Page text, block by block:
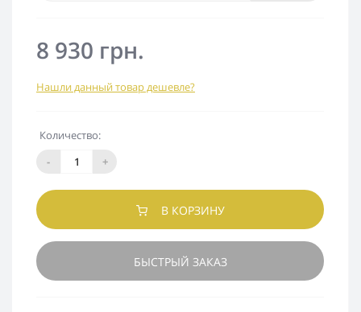
8 930 грн.
Нашли данный товар дешевле?
Количество:
-
+
В КОРЗИНУ
БЫСТРЫЙ ЗАКАЗ